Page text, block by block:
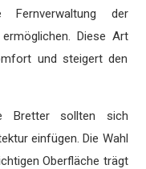
der
Diese Art
und steigert den
Bretter sollten sich
einfügen. Die Wahl
Oberfläche trägt